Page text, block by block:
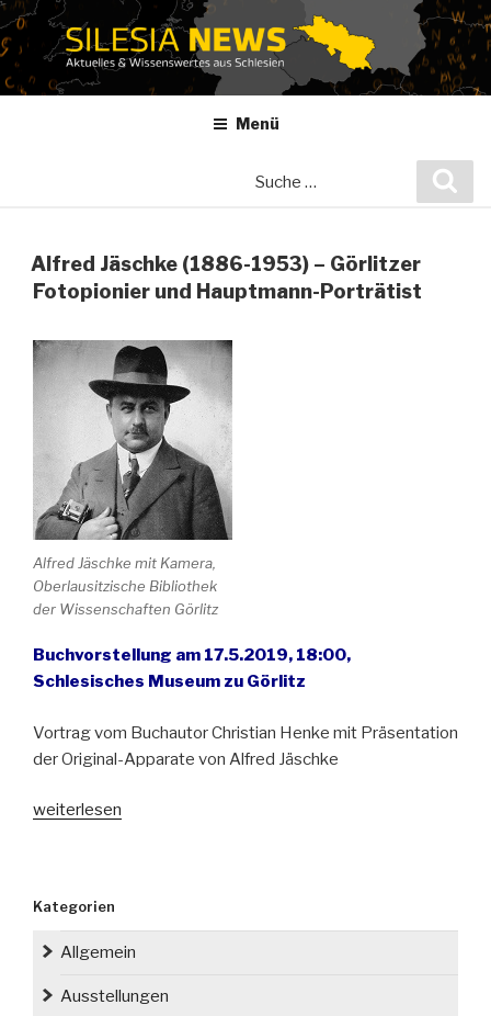
Zum
Inhalt
springen
Menü
Alfred Jäschke (1886-1953) – Görlitzer
Fotopionier und Hauptmann-Porträtist
Alfred Jäschke mit Kamera,
Oberlausitzische Bibliothek
der Wissenschaften Görlitz
Buchvorstellung am 17.5.2019, 18:00,
Schlesisches Museum zu Görlitz
Vortrag vom Buchautor Christian Henke mit Präsentation
der Original-Apparate von Alfred Jäschke
„Alfred
–
Görlitzer
und
weiterlesen
Kategorien
Allgemein
Ausstellungen